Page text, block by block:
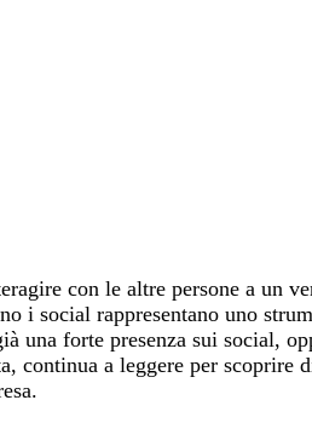
con le altre persone a un
i social rappresentano uno
una forte presenza sui social,
continua a leggere per scoprire